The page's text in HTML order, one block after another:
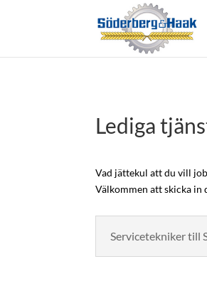
Lediga
Vad jättekul att du vill
Välkommen att skicka in
Servicetekniker till